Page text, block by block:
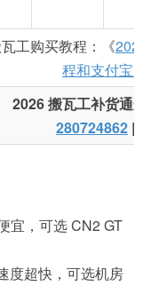
工购买教程：《
程和支付宝
2026 搬瓦工补货通
280724862 |
宜，可选 CN2 GT
度超快，可选机房